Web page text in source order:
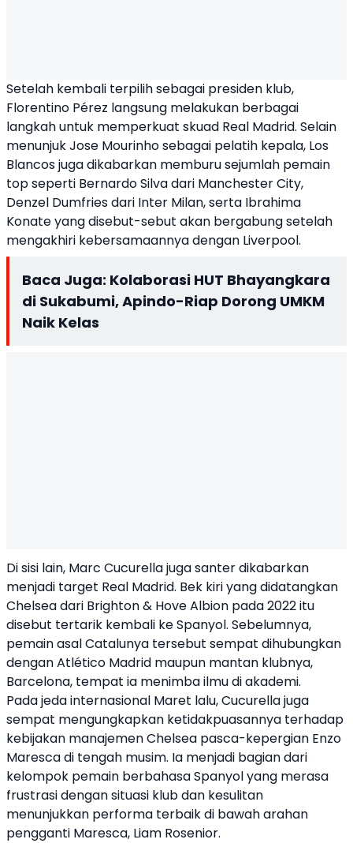
Setelah kembali terpilih sebagai presiden klub,
Florentino Pérez langsung melakukan berbagai
langkah untuk memperkuat skuad Real Madrid. Selain
menunjukJose Mourinhosebagai pelatih kepala, Los
Blancos juga dikabarkan memburu sejumlah pemain
top seperti Bernardo Silva dari Manchester City,
Denzel Dumfries dari Inter Milan, serta Ibrahima
Konate yang disebut-sebut akan bergabung setelah
mengakhiri kebersamaannya dengan Liverpool.
Baca Juga: Kolaborasi HUT Bhayangkara
di Sukabumi, Apindo-Riap Dorong UMKM
Naik Kelas
Di sisi lain, Marc Cucurella juga santer dikabarkan
menjadi target Real Madrid. Bek kiri yang didatangkan
Chelsea dari Brighton & Hove Albion pada 2022 itu
disebut tertarik kembali ke Spanyol. Sebelumnya,
pemain asal Catalunya tersebut sempat dihubungkan
dengan Atlético Madrid maupun mantan klubnya,
Barcelona, tempat ia menimba ilmu di akademi.
Pada jeda internasional Maret lalu, Cucurella juga
sempat mengungkapkan ketidakpuasannya terhadap
kebijakan manajemen Chelsea pasca-kepergian Enzo
Maresca di tengah musim. Ia menjadi bagian dari
kelompok pemain berbahasa Spanyol yang merasa
frustrasi dengan situasi klub dan kesulitan
menunjukkan performa terbaik di bawah arahan
pengganti Maresca, Liam Rosenior.